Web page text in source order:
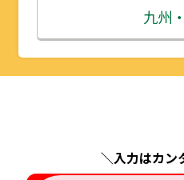
秋
山
埼
千
神
石
福
長
滋
京
兵庫
鳥
島
広
九州
福
長
＼入力はカン